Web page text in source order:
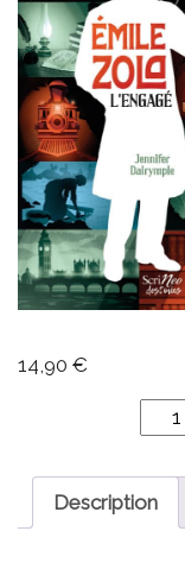
14,90 €
de
Zola,
Description